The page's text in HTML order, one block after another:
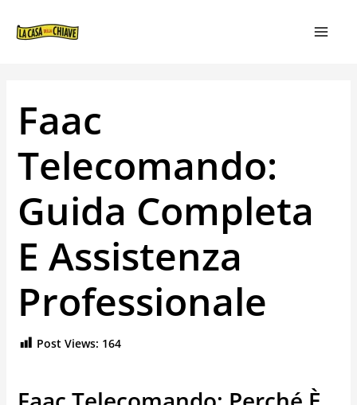
Faac
Telecomando:
Guida Completa
E Assistenza
Professionale
Post Views: 164
ARTICOLI